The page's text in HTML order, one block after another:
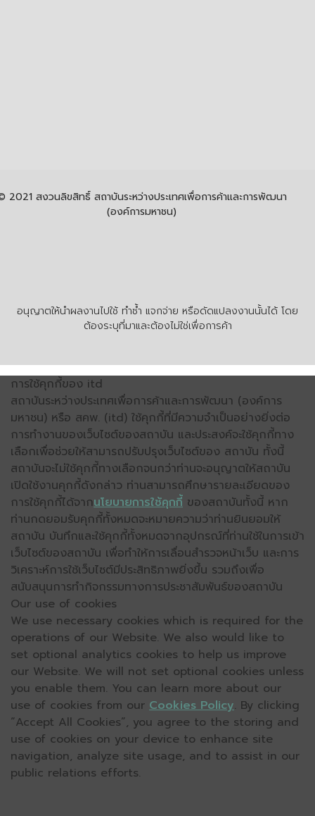
อนุญาตให้นำผลงานไปใช้ ทำซ้ำ แจกจ่าย หรือดัดแปลงงานนั้นได้ โดย
ต้องระบุที่มาและต้องไม่ใช่เพื่อการค้า
2021 สงวนลิขสิทธิ์ สถาบันระหว่างประเทศเพื่อการค้าและการพัฒนา
(องค์การมหาชน)
การใช้คุกกี้ของ itd
สถาบันระหว่างประเทศเพื่อการค้าและการพัฒนา (องค์การ
มหาชน) หรือ สคพ. (itd) ใช้คุกกี้ที่มีความจำเป็นอย่างยิ่งต่อ
การทำงานของเว็บไซต์ของสถาบัน และประสงค์จะใช้คุกกี้ทาง
เลือกเพื่อช่วยให้สามารถปรับปรุงเว็บไซต์ของ สถาบัน ทั้งนี้
สถาบันจะไม่ใช้คุกกี้ทางเลือกจนกว่าท่านจะอนุญาตให้สถาบัน
เปิดใช้งานคุกกี้ดังกล่าว ท่านสามารถศึกษารายละเอียดของ
การใช้คุกกี้ได้จากนโยบายการใช้คุกกี้ ของสถาบันทั้งนี้ หาก
ท่านกดยอมรับคุกกี้ทั้งหมดจะหมายความว่าท่านยินยอมให้
สถาบัน บันทึกและใช้คุกกี้ทั้งหมดจากอุปกรณ์ที่ท่านใช้ในการเข้า
เว็บไซต์ของสถาบัน เพื่อทำให้การเลื่อนสำรวจหน้าเว็บ และการ
วิเคราะห์การใช้เว็บไซต์มีประสิทธิภาพยิ่งขึ้น รวมถึงเพื่อ
สนับสนุนการทำกิจกรรมทางการประชาสัมพันธ์ของสถาบัน
Our use of cookies
We use necessary cookies which is required for the
operations of our Website. We also would like to
set optional analytics cookies to help us improve
our Website. We will not set optional cookies unless
you enable them. You can learn more about our
use of cookies from our Cookies Policy. By clicking
“Accept All Cookies”, you agree to the storing and
use of cookies on your device to enhance site
navigation, analyze site usage, and to assist in our
public relations efforts.